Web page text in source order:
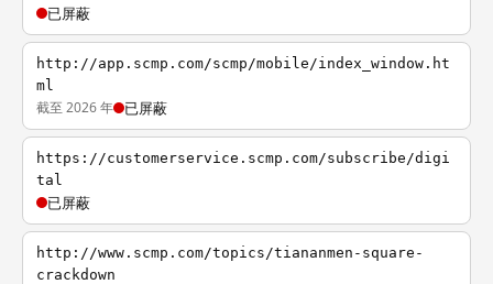
已屏蔽
http://app.scmp.com/scmp/mobile/index_window.ht
ml
截至 2026 年 已屏蔽
https://customerservice.scmp.com/subscribe/digi
tal
已屏蔽
http://www.scmp.com/topics/tiananmen-square-
crackdown